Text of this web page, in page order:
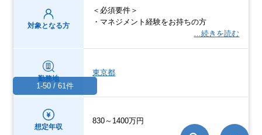
対象となる方
＜必須要件＞
・マネジメント経験をお持ちの方
…続きを読む
勤務地
東京都
想定年収
830～1400万円
1-50 / 61件